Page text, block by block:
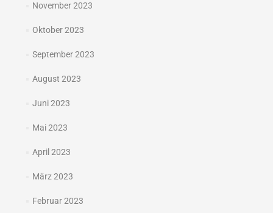
November 2023
Oktober 2023
September 2023
August 2023
Juni 2023
Mai 2023
April 2023
März 2023
Februar 2023